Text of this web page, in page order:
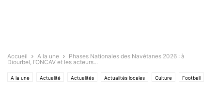
Accueil A la une
Phases Nationales des Navétanes 2026 : à
Diourbel, l’ONCAV et les acteurs...
A la une Actualité Actualités Actualités locales Culture Football